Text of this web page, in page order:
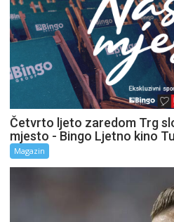
Četvrto ljeto zaredom Trg
mjesto - Bingo Ljetno kino
Magazin